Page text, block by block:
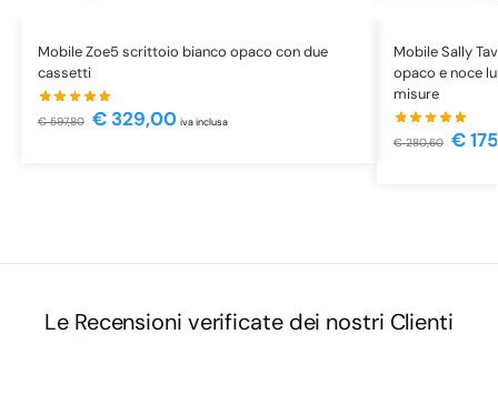
Mobile Zoe5 scrittoio bianco opaco con due
cassetti
€597,80 €329,00 iva inclusa
Mobile Sally
opaco e noce
misure
€280,60 €
Le Recensioni verificate dei nostri Clienti